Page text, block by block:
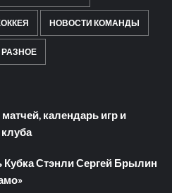
НОВОСТИ КОМАНДЫ
РАЗНОЕ
календарь игр и
Кубка Стэнли Сергей Брылин